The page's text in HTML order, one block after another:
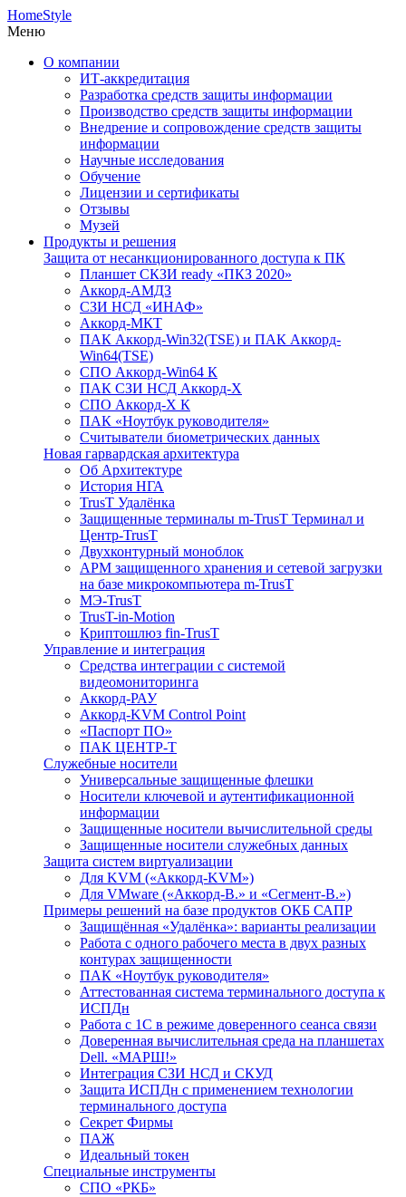
HomeStyle
Меню
О компании
ИТ-аккредитация
Разработка средств защиты информации
Производство средств защиты информации
Внедрение и сопровождение средств защиты
информации
Научные исследования
Обучение
Лицензии и сертификаты
Отзывы
Музей
Продукты и решения
Защита от несанкционированного доступа к ПК
Планшет СКЗИ ready «ПКЗ 2020»
Аккорд-АМДЗ
СЗИ НСД «ИНАФ»
Аккорд-МКТ
ПАК Аккорд-Win32(TSE) и ПАК Аккорд-
Win64(TSE)
СПО Аккорд-Win64 К
ПАК СЗИ НСД Аккорд-X
СПО Аккорд-X К
ПАК «Ноутбук руководителя»
Cчитыватели биометрических данных
Новая гарвардская архитектура
Об Архитектуре
История НГА
TrusT Удалёнка
Защищенные терминалы m-TrusT Терминал и
Центр-TrusT
Двухконтурный моноблок
АРМ защищенного хранения и сетевой загрузки
на базе микрокомпьютера m-TrusT
МЭ-TrusT
TrusT-in-Motion
Криптошлюз fin-TrusT
Управление и интеграция
Средства интеграции с системой
видеомониторинга
Аккорд-РАУ
Аккорд-KVM Control Point
«Паспорт ПО»
ПАК ЦЕНТР-Т
Служебные носители
Универсальные защищенные флешки
Носители ключевой и аутентификационной
информации
Защищенные носители вычислительной среды
Защищенные носители служебных данных
Защита систем виртуализации
Для KVM («Аккорд-KVM»)
Для VMware («Аккорд-В.» и «Сегмент-В.»)
Примеры решений на базе продуктов ОКБ САПР
Защищённая «Удалёнка»: варианты реализации
Работа с одного рабочего места в двух разных
контурах защищенности
ПАК «Ноутбук руководителя»
Аттестованная система терминального доступа к
ИСПДн
Работа с 1С в режиме доверенного сеанса связи
Доверенная вычислительная среда на планшетах
Dell. «МАРШ!»
Интеграция СЗИ НСД и СКУД
Защита ИСПДн с применением технологии
терминального доступа
Секрет Фирмы
ПАЖ
Идеальный токен
Специальные инструменты
СПО «РКБ»